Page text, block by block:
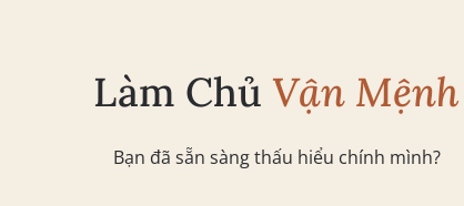
Làm Chủ Vận Mệnh
Bạn đã sẵn sàng thấu hiểu chính mình?